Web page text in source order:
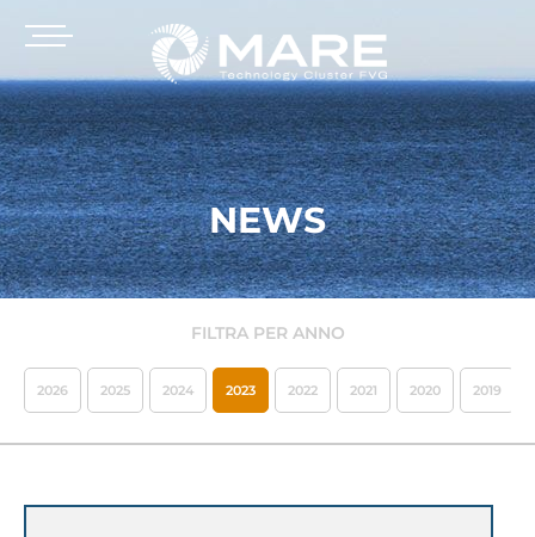
NEWS
FILTRA PER ANNO
2026 2025 2024 2023 2022 2021 2020 2019